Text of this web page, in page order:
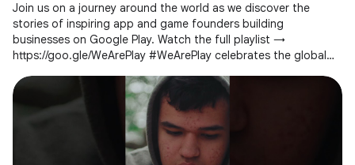
Join us on a journey around the world as we discover the
stories of inspiring app and game founders building
businesses on Google Play. Watch the full playlist →
https://goo.gle/WeArePlay #WeArePlay celebrates the global